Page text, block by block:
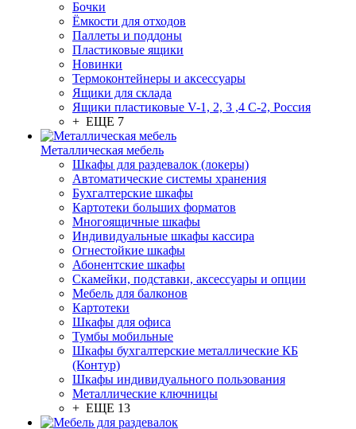
Бочки
Ёмкости для отходов
Паллеты и поддоны
Пластиковые ящики
Новинки
Термоконтейнеры и аксессуары
Ящики для склада
Ящики пластиковые V-1, 2, 3 ,4 С-2, Россия
+ ЕЩЕ 7
Металлическая мебель
Шкафы для раздевалок (локеры)
Автоматические системы хранения
Бухгалтерские шкафы
Картотеки больших форматов
Многоящичные шкафы
Индивидуальные шкафы кассира
Огнестойкие шкафы
Абонентские шкафы
Скамейки, подставки, аксессуары и опции
Мебель для балконов
Картотеки
Шкафы для офиса
Тумбы мобильные
Шкафы бухгалтерские металлические КБ
(Контур)
Шкафы индивидуального пользования
Металлические ключницы
+ ЕЩЕ 13